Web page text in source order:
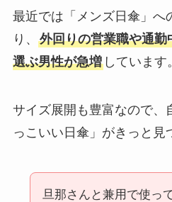
最近では「メンズ日傘」へ
り、 外回りの営業職や通
選ぶ男性が急増しています。
サイズ展開も豊富なので、
っこいい日傘」がきっと見
旦那さんと兼用で使っ